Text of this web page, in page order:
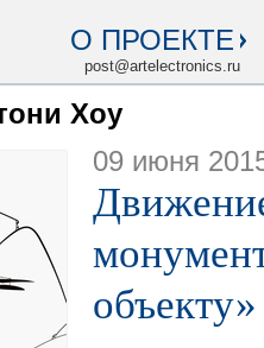
О ПРОЕКТЕ
post@artelectronics.ru
Хоу
09 июня
объекту»